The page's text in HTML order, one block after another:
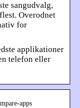
sangudvalg,
Overodnet
for
applikationer
telefon eller
apps